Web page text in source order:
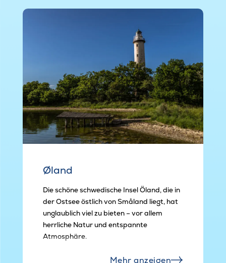
Øland
Die schöne schwedische Insel Öland, die in
der Ostsee östlich von Småland liegt, hat
unglaublich viel zu bieten – vor allem
herrliche Natur und entspannte
Atmosphäre.
Mehr anzeigen